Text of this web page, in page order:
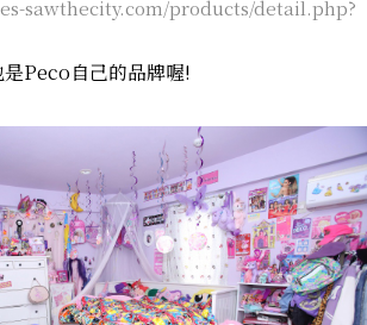
sawthecity.com/products/detail.php?
Peco自己的品牌喔!